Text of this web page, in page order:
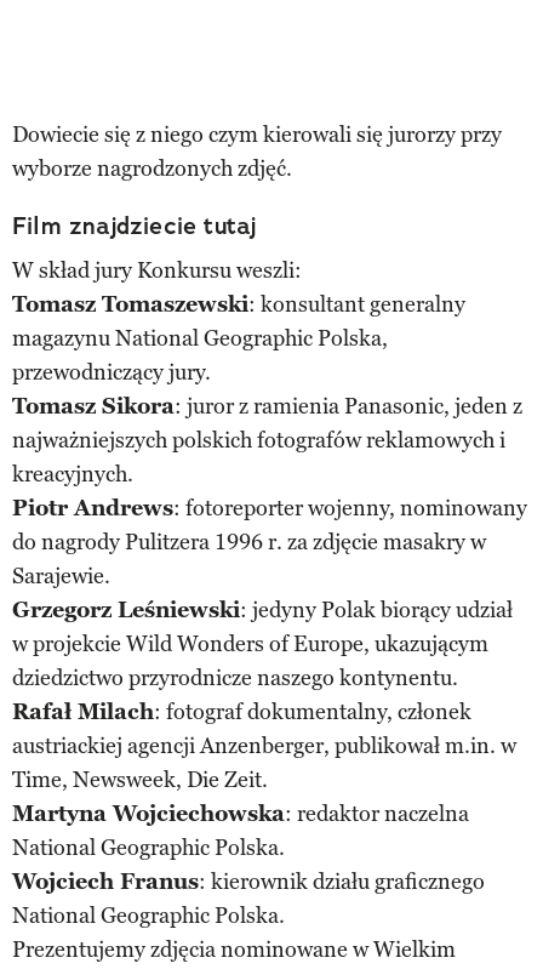
Dowiecie się z niego czym kierowali się jurorzy przy
wyborze nagrodzonych zdjęć.
Film znajdziecie tutaj
W skład jury Konkursu weszli:
Tomasz Tomaszewski: konsultant generalny
magazynu National Geographic Polska,
przewodniczący jury.
Tomasz Sikora: juror z ramienia Panasonic, jeden z
najważniejszych polskich fotografów reklamowych i
kreacyjnych.
Piotr Andrews: fotoreporter wojenny, nominowany
do nagrody Pulitzera 1996 r. za zdjęcie masakry w
Sarajewie.
Grzegorz Leśniewski: jedyny Polak biorący udział
w projekcie Wild Wonders of Europe, ukazującym
dziedzictwo przyrodnicze naszego kontynentu.
Rafał Milach: fotograf dokumentalny, członek
austriackiej agencji Anzenberger, publikował m.in. w
Time, Newsweek, Die Zeit.
Martyna Wojciechowska: redaktor naczelna
National Geographic Polska.
Wojciech Franus: kierownik działu graficznego
National Geographic Polska.
Prezentujemy zdjęcia nominowane w Wielkim